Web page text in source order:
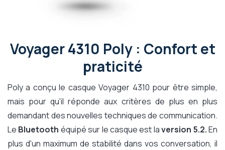
Voyager 4310 Poly : Confort et
praticité
Poly a conçu le casque Voyager 4310 pour être simple,
mais pour qu'il réponde aux critères de plus en plus
demandant des nouvelles techniques de communication.
Le Bluetooth équipé sur le casque est laversion 5.2.En
plus d'un maximum de stabilité dans vos conversation, il